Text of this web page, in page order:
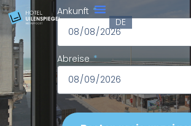
DE
EN
Ankunft
Abreise